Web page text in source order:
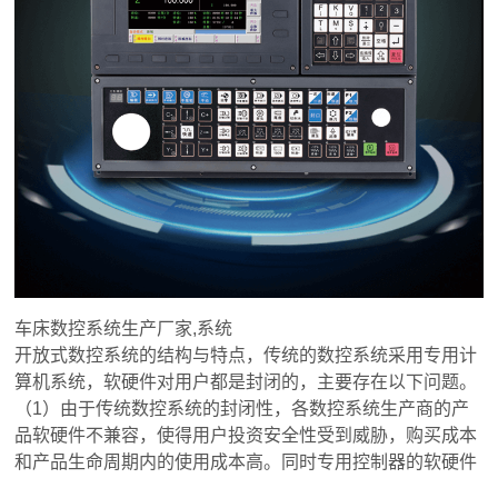
车床数控系统生产厂家,系统
开放式数控系统的结构与特点，传统的数控系统采用专用计
算机系统，软硬件对用户都是封闭的，主要存在以下问题。
（1）由于传统数控系统的封闭性，各数控系统生产商的产
品软硬件不兼容，使得用户投资安全性受到威胁，购买成本
和产品生命周期内的使用成本高。同时专用控制器的软硬件